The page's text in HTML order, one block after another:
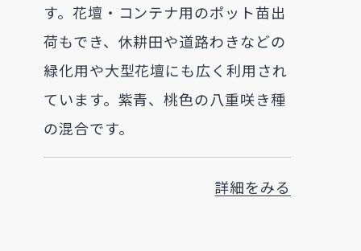
す。花壇・コンテナ用のポット苗出
荷もでき、休耕田や道路わきなどの
緑化用や大型花壇にも広く利用され
ています。紫青、桃色の八重咲き種
の混合です。
詳細をみる